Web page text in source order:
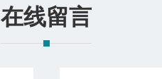
在线留言